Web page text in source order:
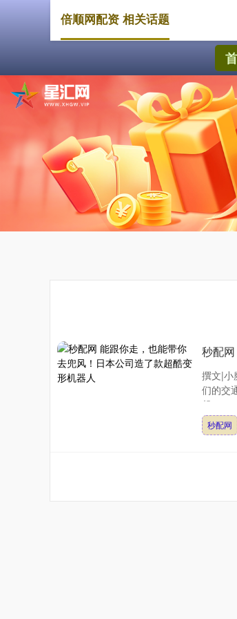
倍顺网配资 相关话题
秒配
撰文|小
们的交
起....
秒配网